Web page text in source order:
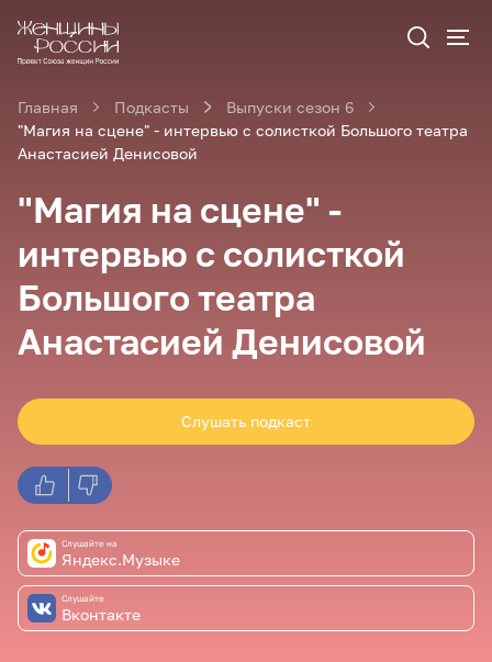
Главная Подкасты
Выпуски сезон 6
"Магия на сцене" - интервью с солисткой Большого театра
Анастасией Денисовой
"Магия на сцене" -
интервью с солисткой
Большого театра
Анастасией Денисовой
Слушать подкаст
Слушайте на
Яндекс.Музыке
Слушайте
Вконтакте